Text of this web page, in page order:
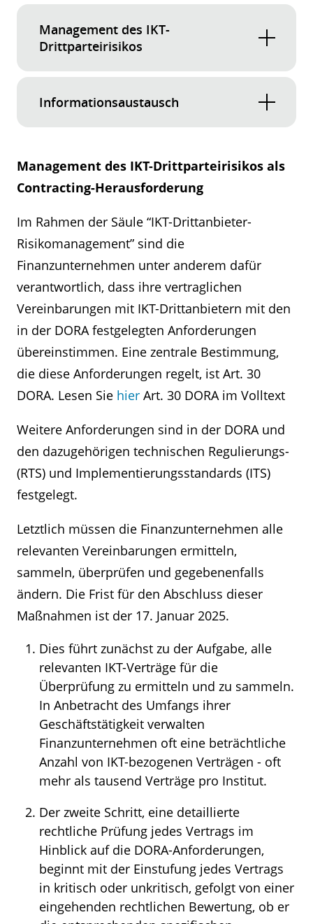
Regelmäßige Tests gewährleisten die
Widerstandsfähigkeit digitaler Systeme und
fördern sowohl grundlegende als auch
fortgeschrittene Tests, um die Bereitschaft für
Betriebsunterbrechungen zu bewerten.
Management des IKT-
Drittparteirisikos
DORA weitet seinen Geltungsbereich auf
Drittdienstleister aus und veranlasst
Finanzunternehmen, ihre vertraglichen
überprüfen und gegebenenfalls anzupassen.
Informationsaustausch
erhöhen die allgemeine Resilienz.
Management des IKT-Drittparteirisikos als
Contracting-Herausforderung
Im Rahmen der Säule “IKT-Drittanbieter-
Risikomanagement” sind die
Finanzunternehmen unter anderem dafür
verantwortlich, dass ihre vertraglichen
Vereinbarungen mit IKT-Drittanbietern mit den
in der DORA festgelegten Anforderungen
übereinstimmen. Eine zentrale Bestimmung,
die diese Anforderungen regelt, ist Art. 30
DORA. Lesen Sie hier Art. 30 DORA im Volltext
Weitere Anforderungen sind in der DORA und
den dazugehörigen technischen Regulierungs-
(RTS) und Implementierungsstandards (ITS)
festgelegt.
Letztlich müssen die Finanzunternehmen alle
relevanten Vereinbarungen ermitteln,
sammeln, überprüfen und gegebenenfalls
ändern. Die Frist für den Abschluss dieser
Maßnahmen ist der 17. Januar 2025.
Dies führt zunächst zu der Aufgabe, alle
relevanten IKT-Verträge für die
Überprüfung zu ermitteln und zu sammeln.
In Anbetracht des Umfangs ihrer
Geschäftstätigkeit verwalten
Finanzunternehmen oft eine beträchtliche
Anzahl von IKT-bezogenen Verträgen - oft
mehr als tausend Verträge pro Institut.
Der zweite Schritt, eine detaillierte
rechtliche Prüfung jedes Vertrags im
Hinblick auf die DORA-Anforderungen,
beginnt mit der Einstufung jedes Vertrags
in kritisch oder unkritisch, gefolgt von einer
eingehenden rechtlichen Bewertung, ob er